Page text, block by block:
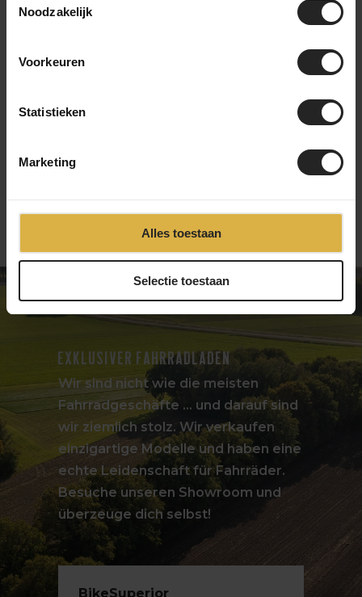
Noodzakelijk
Voorkeuren
Statistieken
Marketing
Alles toestaan
Selectie toestaan
Sattelstütze
Lenkerband Schwarz
Exklusiver Fahrradladen
Wir sind nicht wie die meisten
Fahrradgeschäfte ... und darauf sind
wir ziemlich stolz. Wir verkaufen
einzigartige Modelle und haben eine
echte Leidenschaft für Fahrräder.
Besuche unseren Showroom und
überzeuge dich selbst!
BikeSuperior